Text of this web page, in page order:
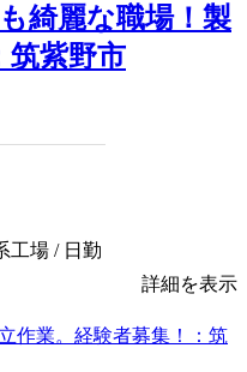
綺麗な職場！製
筑紫野市
工場 / 日勤
詳細を表示